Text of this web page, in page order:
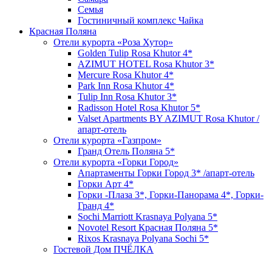
Семья
Гостиничный комплекс Чайка
Красная Поляна
Отели курорта «Роза Хутор»
Golden Tulip Rosa Khutor 4*
AZIMUT HOTEL Rosa Khutor 3*
Mercure Rosa Khutor 4*
Park Inn Rosa Khutor 4*
Tulip Inn Rosa Khutor 3*
Radisson Hotel Rosa Khutor 5*
Valset Apartments BY AZIMUT Rosa Khutor /
апарт-отель
Отели курорта «Газпром»
Гранд Отель Поляна 5*
Отели курорта «Горки Город»
Апартаменты Горки Город 3* /апарт-отель
Горки Арт 4*
Горки -Плаза 3*, Горки-Панорама 4*, Горки-
Гранд 4*
Sochi Marriott Krasnaya Polyana 5*
Novotel Resort Красная Поляна 5*
Rixos Krasnaya Polyana Sochi 5*
Гостевой Дом ПЧЁЛКА